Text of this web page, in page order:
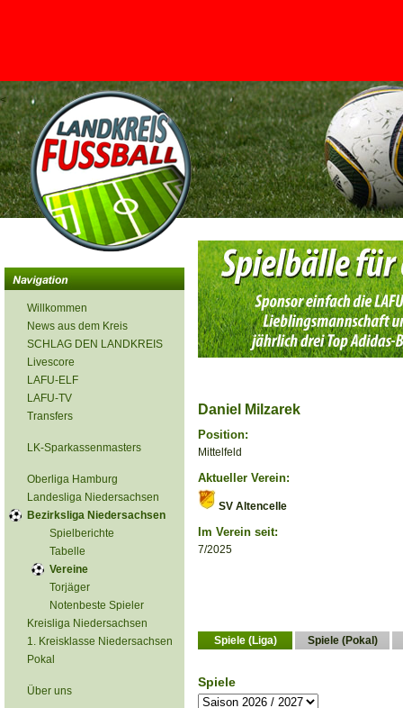
<
Willkommen
News aus dem Kreis
SCHLAG DEN LANDKREIS
Livescore
LAFU-ELF
LAFU-TV
Transfers
LK-Sparkassenmasters
Oberliga Hamburg
Landesliga Niedersachsen
Bezirksliga Niedersachsen
Spielberichte
Tabelle
Vereine
Torjäger
Notenbeste Spieler
Kreisliga Niedersachsen
1. Kreisklasse Niedersachsen
Pokal
Über uns
Daniel Milzarek
Position:
Mittelfeld
Aktueller Verein:
SV Altencelle
Im Verein seit:
7/2025
Spiele (Liga) Spiele (Pokal)
Spiele